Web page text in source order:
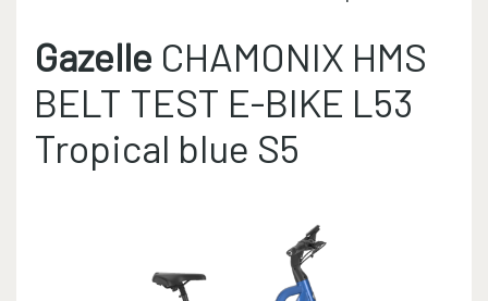
Gazelle CHAMONIX HMS
BELT TEST E-BIKE L53
Tropical blue S5